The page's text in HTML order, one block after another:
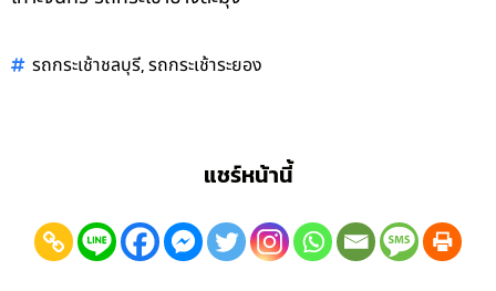
รถกระเช้าชลบุรี,รถกระเช้าระยอง
แชร์หน้านี้